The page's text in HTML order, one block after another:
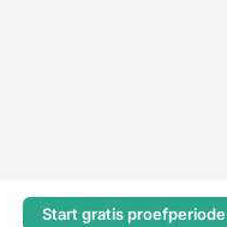
Start gratis proefperiode